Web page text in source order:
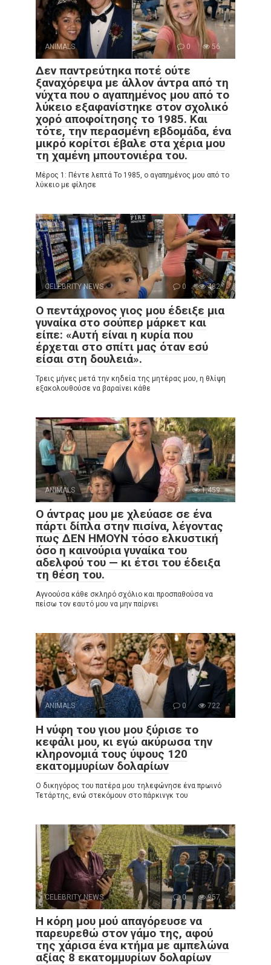
ANIMALS 0 56
Δεν παντρεύτηκα ποτέ ούτε
ξαναχόρεψα με άλλον άντρα από τη
νύχτα που ο αγαπημένος μου από το
λύκειο εξαφανίστηκε στον σχολικό
χορό αποφοίτησης το 1985. Και
τότε, την περασμένη εβδομάδα, ένα
μικρό κορίτσι έβαλε στα χέρια μου
τη χαμένη μπουτονιέρα του.
Μέρος 1: Πέντε λεπτά Το 1985, ο αγαπημένος μου από το
λύκειο με φίλησε
CELEBRITY NEWS 0 482
Ο πεντάχρονος γιος μου έδειξε μια
γυναίκα στο σούπερ μάρκετ και
είπε: «Αυτή είναι η κυρία που
έρχεται στο σπίτι μας όταν εσύ
είσαι στη δουλειά».
Τρεις μήνες μετά την κηδεία της μητέρας μου, η θλίψη
εξακολουθούσε να βαραίνει κάθε
ANIMALS 0 1,459
Ο άντρας μου με χλεύασε σε ένα
πάρτι δίπλα στην πισίνα, λέγοντας
πως ΔΕΝ ΗΜΟΥΝ τόσο ελκυστική
όσο η καινούρια γυναίκα του
αδελφού του — κι έτσι του έδειξα
τη θέση του.
Αγνοούσα κάθε σκληρό σχόλιο και προσπαθούσα να
πείσω τον εαυτό μου να μην παίρνει
ANIMALS 0 722
Η νύφη του γιου μου ξύρισε το
κεφάλι μου, κι εγώ ακύρωσα την
κληρονομιά τους ύψους 120
εκατομμυρίων δολαρίων
Ο δικηγόρος του πατέρα μου τηλεφώνησε ένα πρωινό
Τετάρτης, ενώ στεκόμουν στο πάρκινγκ του
CELEBRITY NEWS 0 957
Η κόρη μου μού απαγόρευσε να
παρευρεθώ στον γάμο της, αφού
της χάρισα ένα κτήμα με αμπελώνα
αξίας 8 εκατομμυρίων δολαρίων